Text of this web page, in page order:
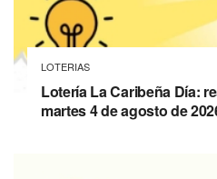
LOTERIAS
Lotería La Caribeña Día:
martes 4 de agosto de